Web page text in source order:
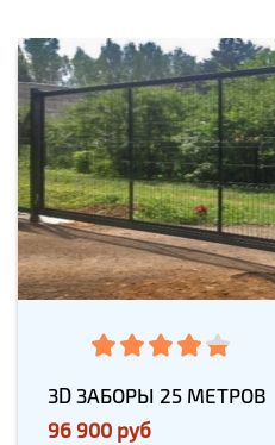
3D ЗАБОРЫ 25 МЕТРОВ
96 900 руб